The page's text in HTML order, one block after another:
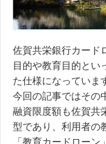
佐賀共栄銀行カード
目的や教育目的とい
た仕様になっていま
今回の記事ではその
融資限度額も佐賀共
型であり、利用者の
「教育カードロー